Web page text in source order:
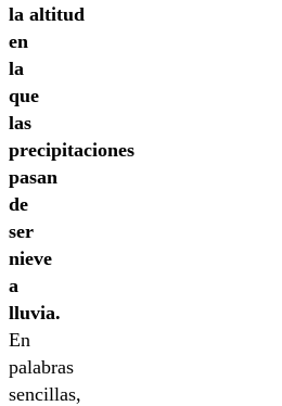
la altitud
en
la
que
las
precipitaciones
pasan
de
ser
nieve
a
lluvia.
En
palabras
sencillas,